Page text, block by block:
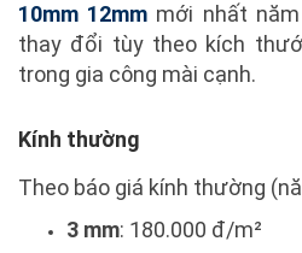
10mm 12mm mới nhất
thay đổi tùy theo kích
trong gia công mài cạnh.
Kính thường
Theo báo giá kính thường
3 mm: 180.000 đ/m²